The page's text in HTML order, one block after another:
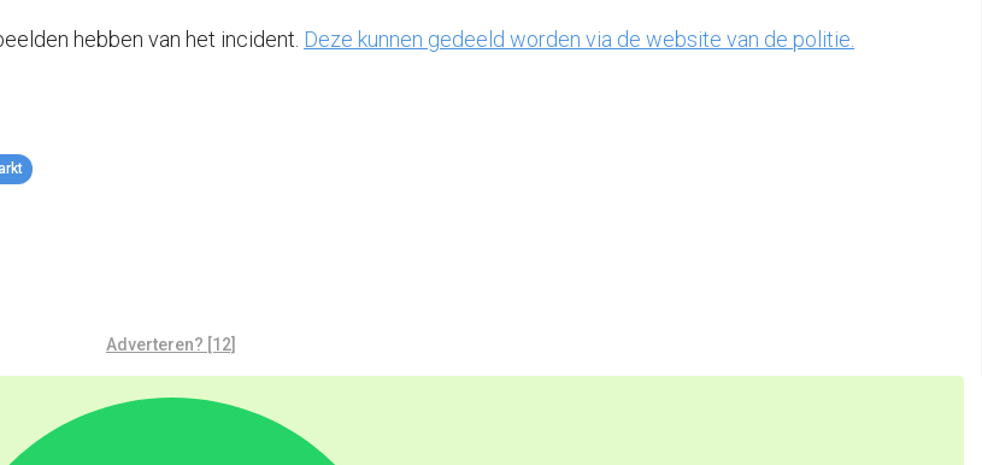
hebben van het incident. Deze kunnen gedeeld worden via de website van de politie.
Adverteren? [12]